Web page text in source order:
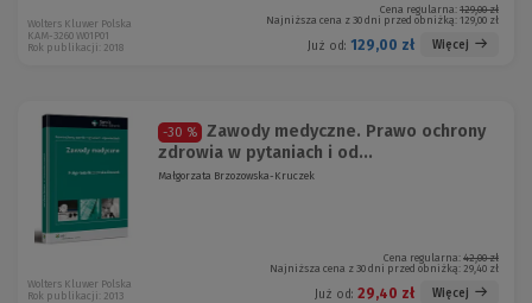
Cena regularna: 129,00 zł
Najniższa cena z 30 dni przed obniżką: 129,00 zł
Już od: 129,00 zł Więcej
Wolters Kluwer Polska
KAM-3260 W01P01
Rok publikacji: 2018
-30 %
Zawody medyczne. Prawo ochrony
zdrowia w pytaniach i od...
Małgorzata Brzozowska-Kruczek
Cena regularna: 42,00 zł
Najniższa cena z 30 dni przed obniżką: 29,40 zł
Już od: 29,40 zł Więcej
Wolters Kluwer Polska
Rok publikacji: 2013